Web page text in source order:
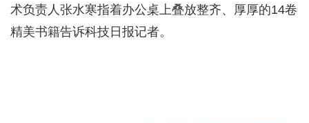
术负责人张水寒指着办公桌上叠放整齐、厚厚的14卷
精美书籍告诉科技日报记者。